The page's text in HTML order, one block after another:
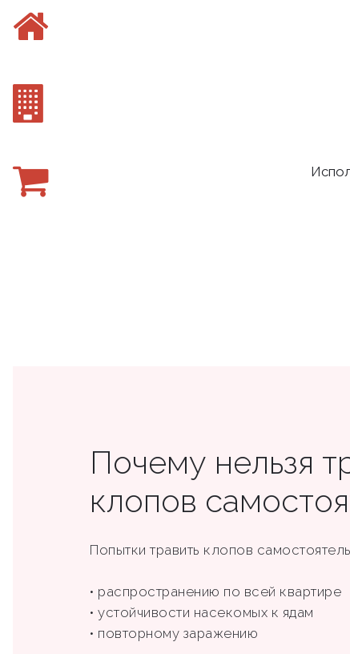
Почему нельзя
клопов
Попытки травить клопов
• распространению по всей квартире
• устойчивости насекомых к ядам
• повторному заражению